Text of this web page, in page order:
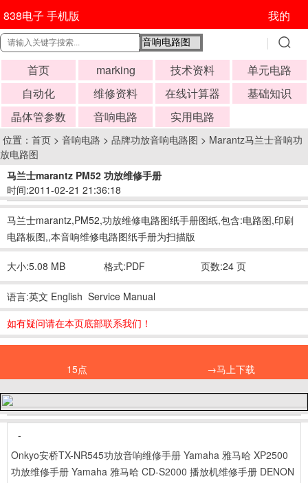
838电子 手机版 我的
首页 marking 技术资料
单元电路
自动化
维修资料 在线计算器
基础知识
晶体管参数
音响电路 实用电路
位置： 首页 > 音响电路 > 品牌功放音响电路图 > Marantz马兰士音响功
放电路图
马兰士marantz PM52 功放维修手册
时间:2011-02-21 21:36:18
马兰士marantz,PM52,功放维修电路图纸手册图纸,包含:电路图,印刷
电路板图,,本音响维修电路图纸手册为扫描版
大小:5.08 MB 格式:PDF 页数:24 页
语言:英文 English Service Manual
如有疑问请在本页底部联系我们！
15点 →马上下载
-
Onkyo安桥TX-NR545功放音响维修手册 Yamaha 雅马哈 XP2500
功放维修手册 Yamaha 雅马哈 CD-S2000 播放机维修手册 DENON